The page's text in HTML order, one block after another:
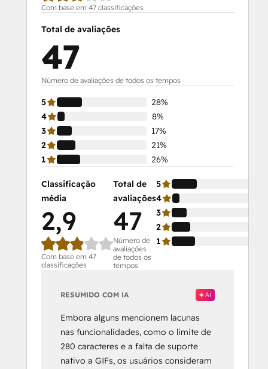
Com base em 47 classificações
Total de avaliações
47
Número de avaliações de todos os tempos
5
28%
4
8%
3
17%
2
21%
1
26%
Classificação
média
2,9
Com base em 47
classificações
Total de
avaliações
47
Número de
avaliações
de todos os
tempos
5
4
3
2
1
RESUMIDO COM IA AI
Embora alguns mencionem lacunas
nas funcionalidades, como o limite de
280 caracteres e a falta de suporte
nativo a GIFs, os usuários consideram